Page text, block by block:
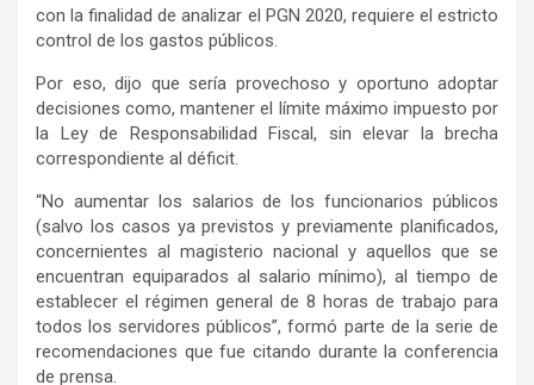
con la finalidad de analizar el PGN 2020, requiere el estricto
control de los gastos públicos.
Por eso, dijo que sería provechoso y oportuno adoptar
decisiones como, mantener el límite máximo impuesto por
la Ley de Responsabilidad Fiscal, sin elevar la brecha
correspondiente al déficit.
“No aumentar los salarios de los funcionarios públicos
(salvo los casos ya previstos y previamente planificados,
concernientes al magisterio nacional y aquellos que se
encuentran equiparados al salario mínimo), al tiempo de
establecer el régimen general de 8 horas de trabajo para
todos los servidores públicos”, formó parte de la serie de
recomendaciones que fue citando durante la conferencia
de prensa.